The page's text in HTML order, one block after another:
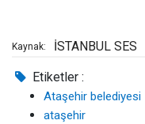
Kaynak: İSTANBUL SES
Etiketler :
Ataşehir belediyesi
ataşehir